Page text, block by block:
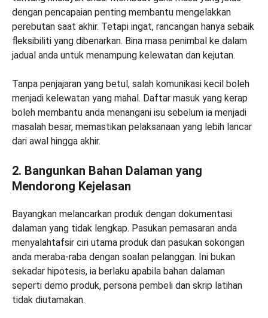
dengan pencapaian penting membantu mengelakkan
perebutan saat akhir. Tetapi ingat, rancangan hanya sebaik
fleksibiliti yang dibenarkan. Bina masa penimbal ke dalam
jadual anda untuk menampung kelewatan dan kejutan.
Tanpa penjajaran yang betul, salah komunikasi kecil boleh
menjadi kelewatan yang mahal. Daftar masuk yang kerap
boleh membantu anda menangani isu sebelum ia menjadi
masalah besar, memastikan pelaksanaan yang lebih lancar
dari awal hingga akhir.
2. Bangunkan Bahan Dalaman yang
Mendorong Kejelasan
Bayangkan melancarkan produk dengan dokumentasi
dalaman yang tidak lengkap. Pasukan pemasaran anda
menyalahtafsir ciri utama produk dan pasukan sokongan
anda meraba-raba dengan soalan pelanggan. Ini bukan
sekadar hipotesis, ia berlaku apabila bahan dalaman
seperti demo produk, persona pembeli dan skrip latihan
tidak diutamakan.